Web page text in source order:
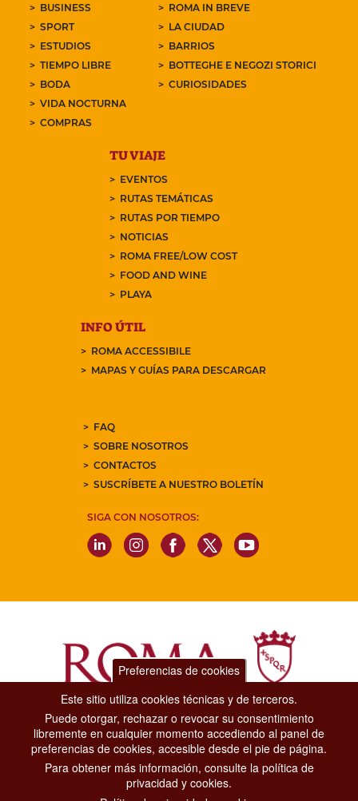
BUSINESS
SPORT
ESTUDIOS
TIEMPO LIBRE
BODA
VIDA NOCTURNA
COMPRAS
ROMA IN BREVE
LA CIUDAD
BARRIOS
BOTTEGHE E NEGOZI STORICI
CURIOSIDADES
TU VIAJE
EVENTOS
RUTAS TEMÁTICAS
RUTAS POR TIEMPO
NOTICIAS
ROMA FREE/LOW COST
FOOD AND WINE
PLAYA
INFO ÚTIL
ROMA ACCESSIBILE
MAPAS Y GUÍAS PARA DESCARGAR
FAQ
SOBRE NOSOTROS
CONTACTOS
SUSCRÍBETE A NUESTRO BOLETÍN
SIGA CON NOSOTROS:
Dipartimento Grandi Eventi, Sport, Turismo e Moda.
Via di San Basilio, 51
00187 Roma
CONTACT CENTER TEL. 06 06 08
Preferencias de cookies
Este sitio utiliza cookies técnicas y de terceros.
Puede otorgar, rechazar o revocar su consentimiento
libremente en cualquier momento accediendo al panel de
preferencias de cookies, accesible desde el pie de página.
Para obtener más información, consulte la política de
privacidad y cookies.